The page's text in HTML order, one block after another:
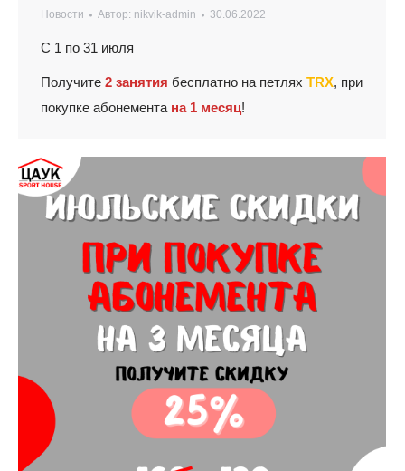
Новости Автор: nikvik-admin 30.06.2022
С 1 по 31 июля
Получите 2 занятия бесплатно на петлях TRX, при
покупке абонемента на 1 месяц!